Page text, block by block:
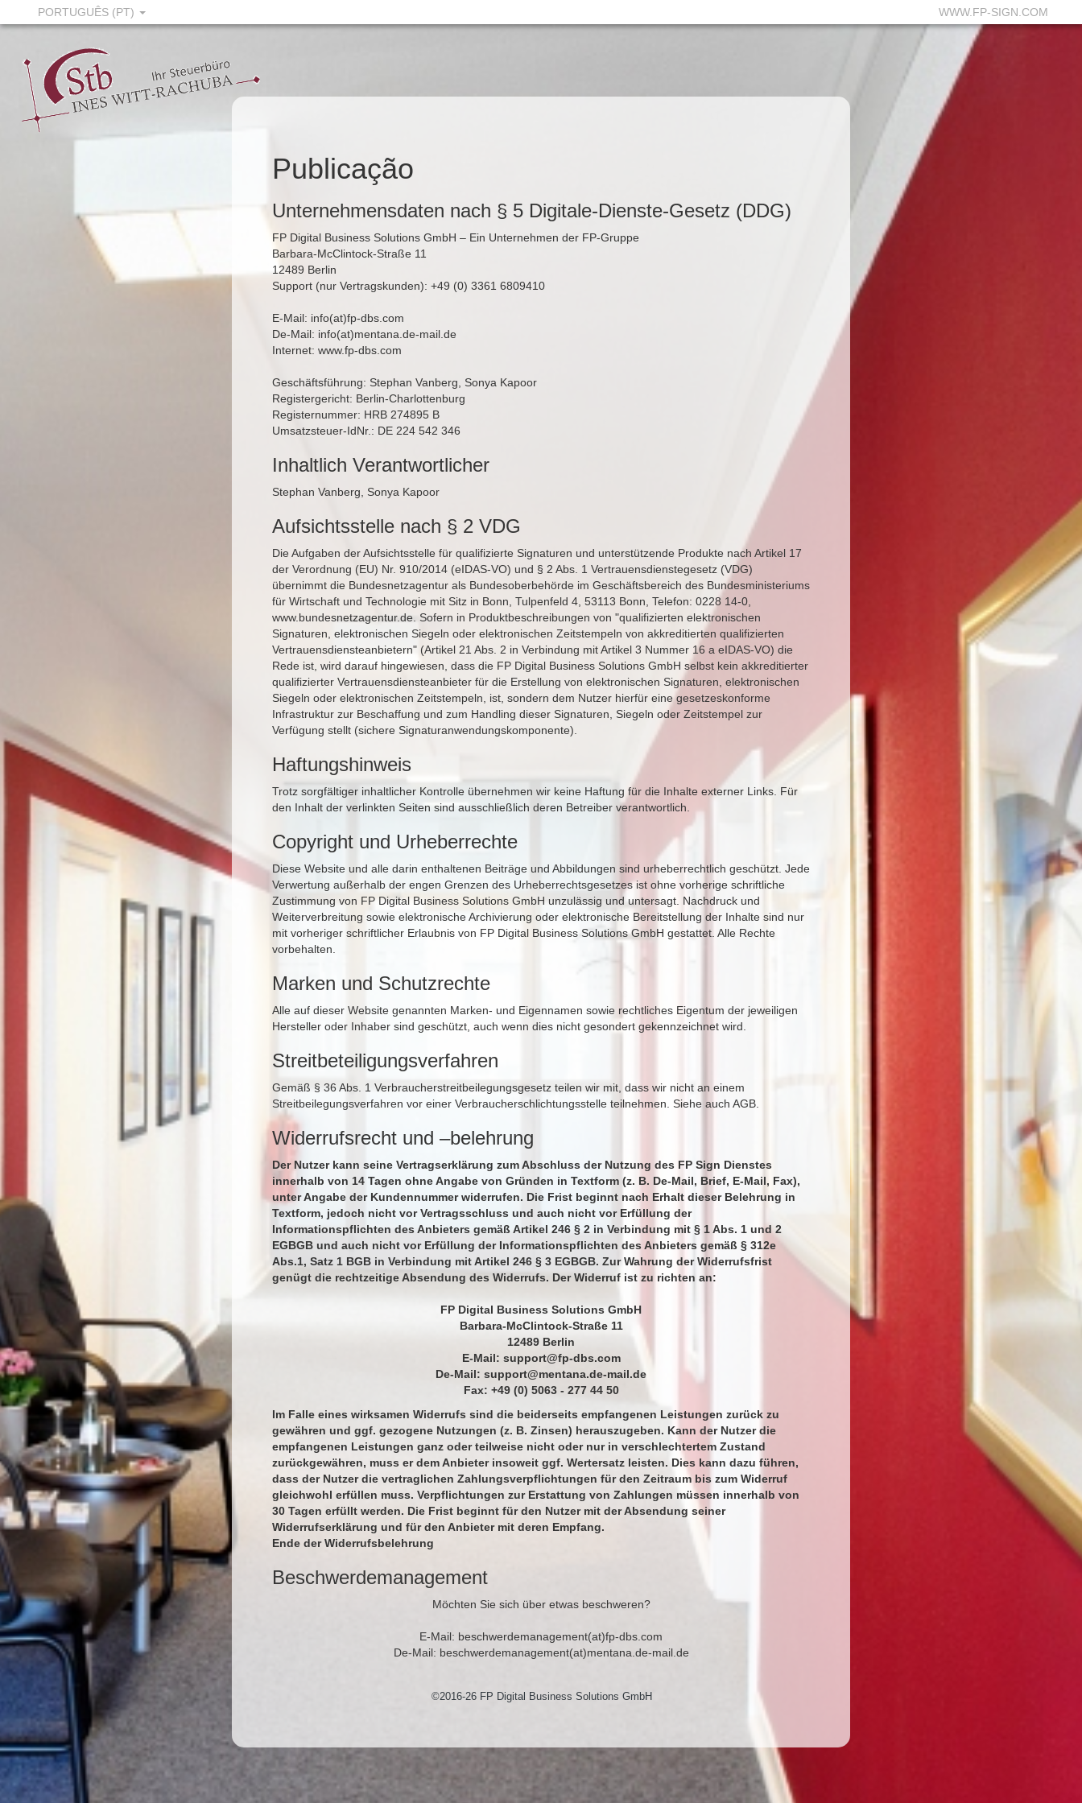
PORTUGUÊS (PT) WWW.FP-SIGN.COM
Publicação
Unternehmensdaten nach § 5 Digitale-Dienste-Gesetz (DDG)
FP Digital Business Solutions GmbH – Ein Unternehmen der FP-Gruppe
Barbara-McClintock-Straße 11
12489 Berlin
Support (nur Vertragskunden): +49 (0) 3361 6809410
E-Mail: info(at)fp-dbs.com
De-Mail: info(at)mentana.de-mail.de
Internet: www.fp-dbs.com
Geschäftsführung: Stephan Vanberg, Sonya Kapoor
Registergericht: Berlin-Charlottenburg
Registernummer: HRB 274895 B
Umsatzsteuer-IdNr.: DE 224 542 346
Inhaltlich Verantwortlicher
Stephan Vanberg, Sonya Kapoor
Aufsichtsstelle nach § 2 VDG
Die Aufgaben der Aufsichtsstelle für qualifizierte Signaturen und unterstützende Produkte nach Artikel 17
der Verordnung (EU) Nr. 910/2014 (eIDAS-VO) und § 2 Abs. 1 Vertrauensdienstegesetz (VDG)
übernimmt die Bundesnetzagentur als Bundesoberbehörde im Geschäftsbereich des Bundesministeriums
für Wirtschaft und Technologie mit Sitz in Bonn, Tulpenfeld 4, 53113 Bonn, Telefon: 0228 14-0,
www.bundesnetzagentur.de . Sofern in Produktbeschreibungen von "qualifizierten elektronischen
Signaturen, elektronischen Siegeln oder elektronischen Zeitstempeln von akkreditierten qualifizierten
Vertrauensdiensteanbietern" (Artikel 21 Abs. 2 in Verbindung mit Artikel 3 Nummer 16 a eIDAS-VO) die
Rede ist, wird darauf hingewiesen, dass die FP Digital Business Solutions GmbH selbst kein akkreditierter
qualifizierter Vertrauensdiensteanbieter für die Erstellung von elektronischen Signaturen, elektronischen
Siegeln oder elektronischen Zeitstempeln, ist, sondern dem Nutzer hierfür eine gesetzeskonforme
Infrastruktur zur Beschaffung und zum Handling dieser Signaturen, Siegeln oder Zeitstempel zur
Verfügung stellt (sichere Signaturanwendungskomponente).
Haftungshinweis
Trotz sorgfältiger inhaltlicher Kontrolle übernehmen wir keine Haftung für die Inhalte externer Links. Für
den Inhalt der verlinkten Seiten sind ausschließlich deren Betreiber verantwortlich.
Copyright und Urheberrechte
Diese Website und alle darin enthaltenen Beiträge und Abbildungen sind urheberrechtlich geschützt. Jede
Verwertung außerhalb der engen Grenzen des Urheberrechtsgesetzes ist ohne vorherige schriftliche
Zustimmung von FP Digital Business Solutions GmbH unzulässig und untersagt. Nachdruck und
Weiterverbreitung sowie elektronische Archivierung oder elektronische Bereitstellung der Inhalte sind nur
mit vorheriger schriftlicher Erlaubnis von FP Digital Business Solutions GmbH gestattet. Alle Rechte
vorbehalten.
Marken und Schutzrechte
Alle auf dieser Website genannten Marken- und Eigennamen sowie rechtliches Eigentum der jeweiligen
Hersteller oder Inhaber sind geschützt, auch wenn dies nicht gesondert gekennzeichnet wird.
Streitbeteiligungsverfahren
Gemäß § 36 Abs. 1 Verbraucherstreitbeilegungsgesetz teilen wir mit, dass wir nicht an einem
Streitbeilegungsverfahren vor einer Verbraucherschlichtungsstelle teilnehmen. Siehe auch AGB.
Widerrufsrecht und –belehrung
Der Nutzer kann seine Vertragserklärung zum Abschluss der Nutzung des FP Sign Dienstes
innerhalb von 14 Tagen ohne Angabe von Gründen in Textform (z. B. De-Mail, Brief, E-Mail, Fax),
unter Angabe der Kundennummer widerrufen. Die Frist beginnt nach Erhalt dieser Belehrung in
Textform, jedoch nicht vor Vertragsschluss und auch nicht vor Erfüllung der
Informationspflichten des Anbieters gemäß Artikel 246 § 2 in Verbindung mit § 1 Abs. 1 und 2
EGBGB und auch nicht vor Erfüllung der Informationspflichten des Anbieters gemäß § 312e
Abs.1, Satz 1 BGB in Verbindung mit Artikel 246 § 3 EGBGB. Zur Wahrung der Widerrufsfrist
genügt die rechtzeitige Absendung des Widerrufs. Der Widerruf ist zu richten an:
FP Digital Business Solutions GmbH
Barbara-McClintock-Straße 11
12489 Berlin
E-Mail: support@fp-dbs.com
De-Mail: support@mentana.de-mail.de
Fax: +49 (0) 5063 - 277 44 50
Im Falle eines wirksamen Widerrufs sind die beiderseits empfangenen Leistungen zurück zu
gewähren und ggf. gezogene Nutzungen (z. B. Zinsen) herauszugeben. Kann der Nutzer die
empfangenen Leistungen ganz oder teilweise nicht oder nur in verschlechtertem Zustand
zurückgewähren, muss er dem Anbieter insoweit ggf. Wertersatz leisten. Dies kann dazu führen,
dass der Nutzer die vertraglichen Zahlungsverpflichtungen für den Zeitraum bis zum Widerruf
gleichwohl erfüllen muss. Verpflichtungen zur Erstattung von Zahlungen müssen innerhalb von
30 Tagen erfüllt werden. Die Frist beginnt für den Nutzer mit der Absendung seiner
Widerrufserklärung und für den Anbieter mit deren Empfang.
Ende der Widerrufsbelehrung
Beschwerdemanagement
Möchten Sie sich über etwas beschweren?
E-Mail: beschwerdemanagement(at)fp-dbs.com
De-Mail: beschwerdemanagement(at)mentana.de-mail.de
©2016-26 FP Digital Business Solutions GmbH